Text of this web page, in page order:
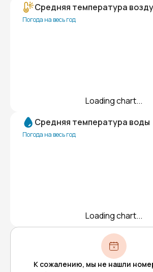
Средняя температура
Погода на весь год
Loading chart...
Средняя температура воды
Погода на весь год
Loading chart...
К сожалению, мы не нашли